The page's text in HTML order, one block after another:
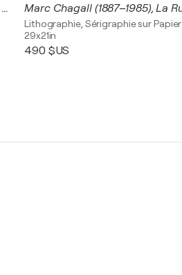
Homecoming from XXe Siecle. Chagall Monumental
Lithographie, Sérigraphie sur Papier
29x21in
490 $US